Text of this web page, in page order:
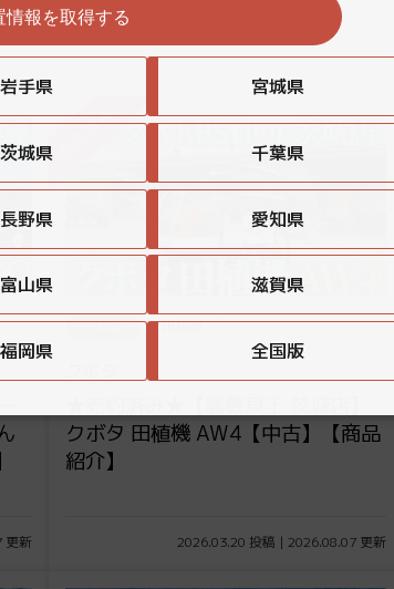
更新
茨城県 田植機
クボタ 田植機 AW4【中古】【商品
紹介】
2026.03.20 投稿 | 2026.08.07 更新
情報を取得する
岩手県 宮城県
茨城県 千葉県
長野県 愛知県
富山県 滋賀県
福岡県 全国版